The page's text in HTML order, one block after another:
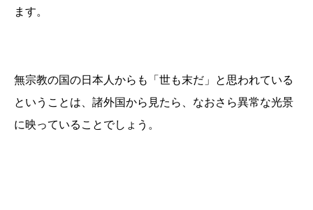
ます。
無宗教の国の日本人からも「世も末だ」と思われている
ということは、諸外国から見たら、なおさら異常な光景
に映っていることでしょう。